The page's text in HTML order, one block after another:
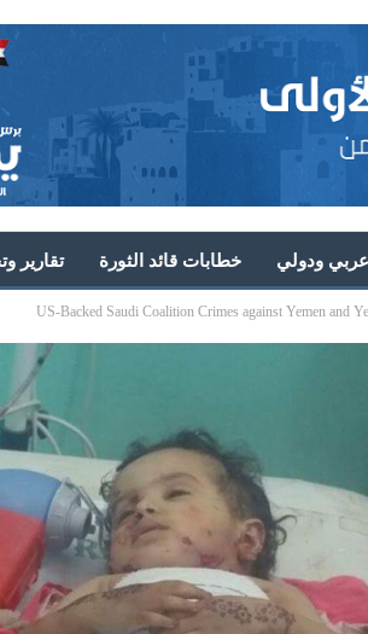
عربي ودولي خطابات قائد الثورة تقارير
US-Backed Saudi Coalition Crimes against Yemen and